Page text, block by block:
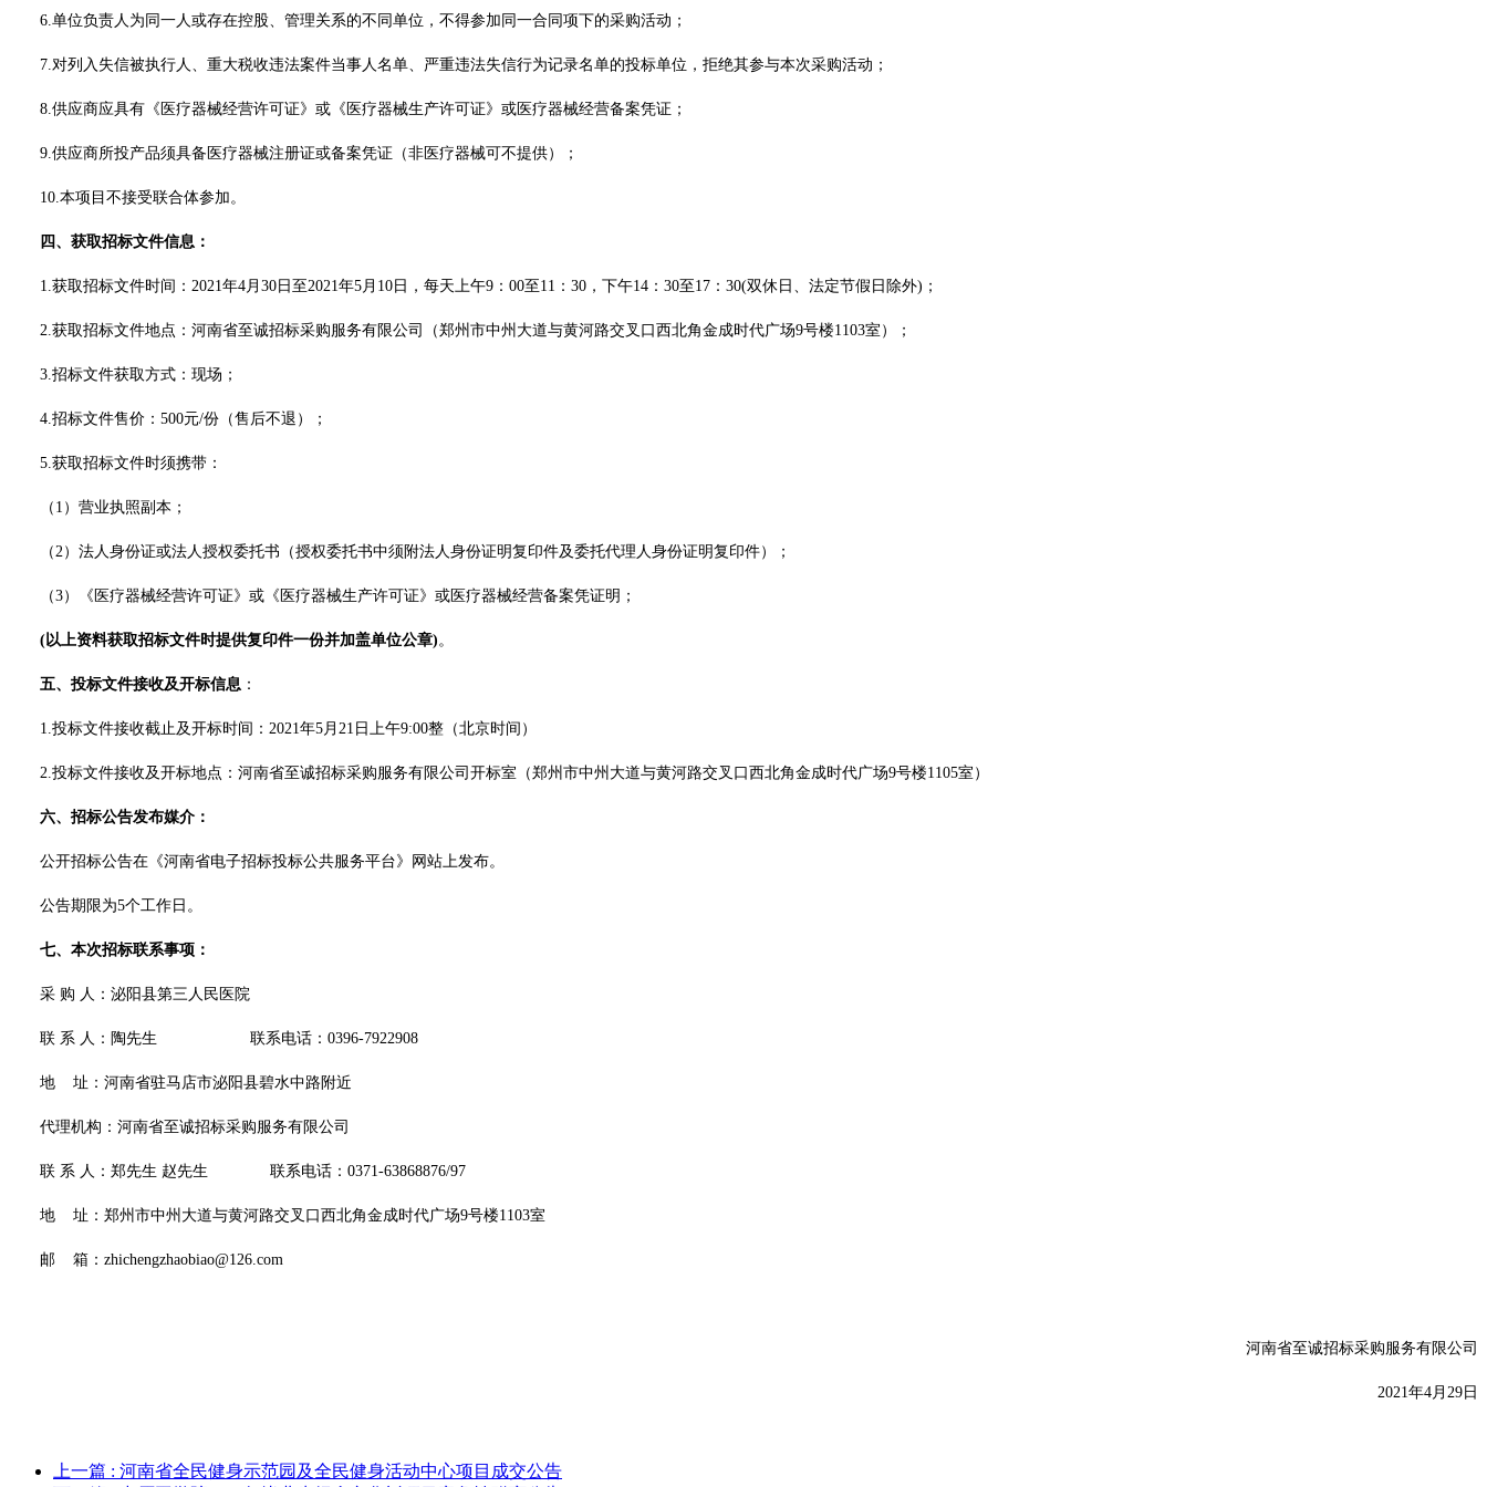
6.单位负责人为同一人或存在控股、管理关系的不同单位，不得参加同一合同项下的采购活动；
7.对列入失信被执行人、重大税收违法案件当事人名单、严重违法失信行为记录名单的投标单位，拒绝其参与本次采购活动；
8.供应商应具有《医疗器械经营许可证》或《医疗器械生产许可证》或医疗器械经营备案凭证；
9.供应商所投产品须具备医疗器械注册证或备案凭证（非医疗器械可不提供）；
10.本项目不接受联合体参加。
四、获取招标文件信息：
1.获取招标文件时间 ： 2021年4月30日至2021年5月10日，每天上午9：00至11：30，下午14：30至17：30(双休日、法定节假日除外)；
2.获取招标文件地点： 河南省至诚招标采购服务有限公司（郑州市中州大道与黄河路交叉口西北角金成时代广场9号楼1103室）；
3.招标文件获取方式：现场；
4.招标文件售价：500元/份（售后不退）；
5.获取招标文件时须携带：
（ 1）营业执照副本；
（2）法人身份证或法人授权委托书（授权委托书中须附法人身份证明复印件及委托代理人身份证明复印件）；
（3）《医疗器械经营许可证》或《医疗器械生产许可证》或医疗器械经营备案凭证明；
(以上资料获取招标文件时提供复印件一份并加盖单位公章)。
五、投标文件接收及开标信息 ：
1.投标文件接收截止及开标时间：2021年5月21日上午9:00整（北京时间）
2.投标文件接收及开标地点：河南省至诚招标采购服务有限公司开标室（郑州市中州大道与黄河路交叉口西北角金成时代广场9号楼1105室）
六、招标公告发布媒介：
公开招标公告在《河南省电子招标投标公共服务平台》网站上发布。
公告期限为5个工作日。
七、本次招标联系事项：
采 购 人：泌阳县第三人民医院
联 系 人 ：陶先生 联系电话： 0396-7922908
地 址：河南省驻马店市泌阳县碧水中路附近
代理机构：河南省至诚招标采购服务有限公司
联 系 人：郑先生 赵先生 联系电话： 0371-63868876/97
地 址：郑州市中州大道与黄河路交叉口西北角金成时代广场9号楼1103室
邮 箱： zhichengzhaobiao@126.com
河南省至诚招标采购服务有限公司
2021年4月29日
上一篇 : 河南省全民健身示范园及全民健身活动中心项目成交公告